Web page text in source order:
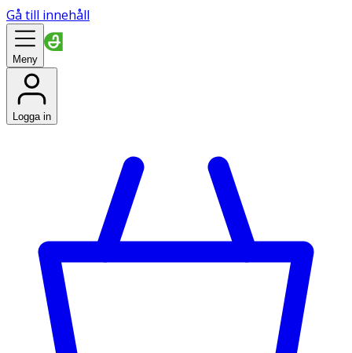
Gå till innehåll
Meny
Logga in